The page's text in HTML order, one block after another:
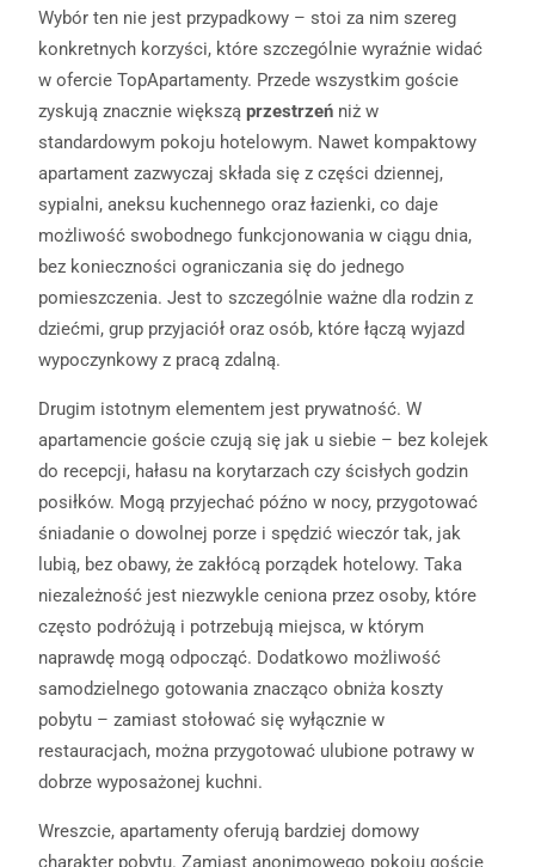
Wybór ten nie jest przypadkowy – stoi za nim szereg
konkretnych korzyści, które szczególnie wyraźnie widać
w ofercie TopApartamenty. Przede wszystkim goście
zyskują znacznie większą przestrzeń niż w
standardowym pokoju hotelowym. Nawet kompaktowy
apartament zazwyczaj składa się z części dziennej,
sypialni, aneksu kuchennego oraz łazienki, co daje
możliwość swobodnego funkcjonowania w ciągu dnia,
bez konieczności ograniczania się do jednego
pomieszczenia. Jest to szczególnie ważne dla rodzin z
dziećmi, grup przyjaciół oraz osób, które łączą wyjazd
wypoczynkowy z pracą zdalną.
Drugim istotnym elementem jest prywatność. W
apartamencie goście czują się jak u siebie – bez kolejek
do recepcji, hałasu na korytarzach czy ścisłych godzin
posiłków. Mogą przyjechać późno w nocy, przygotować
śniadanie o dowolnej porze i spędzić wieczór tak, jak
lubią, bez obawy, że zakłócą porządek hotelowy. Taka
niezależność jest niezwykle ceniona przez osoby, które
często podróżują i potrzebują miejsca, w którym
naprawdę mogą odpocząć. Dodatkowo możliwość
samodzielnego gotowania znacząco obniża koszty
pobytu – zamiast stołować się wyłącznie w
restauracjach, można przygotować ulubione potrawy w
dobrze wyposażonej kuchni.
Wreszcie, apartamenty oferują bardziej domowy
charakter pobytu. Zamiast anonimowego pokoju goście